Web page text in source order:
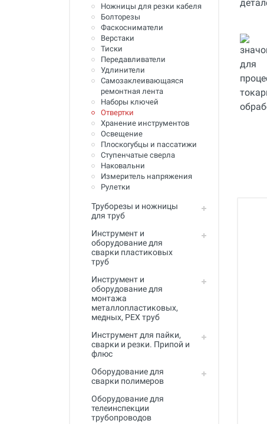
Алмазные диски
Плиткорезы
Сверлильные станки
Фаскосъемные станки
Инструмент для укладки
напольных покрытий
Строительный инструмент и
оборудование
Полный каталог
Ножницы для резки кабеля
Болторезы
Фаскосниматели
Верстаки
Тиски
Передавливатели
Удлинители
Самозаклеивающаяся
ремонтная лента
Наборы ключей
Отвертки
Хранение инструментов
Освещение
Плоскогубцы и пассатижи
Ступенчатые сверла
Наковальни
Измеритель напряжения
Рулетки
Труборезы и ножницы
для труб
Инструмент и
оборудование для
сварки пластиковых
труб
Инструмент и
оборудование для
монтажа
металлопластиковых,
медных, PEX труб
Инструмент для пайки,
сварки и резки. Припой и
флюс
Оборудование для
сварки полимеров
Оборудование для
телеинспекции
трубопроводов